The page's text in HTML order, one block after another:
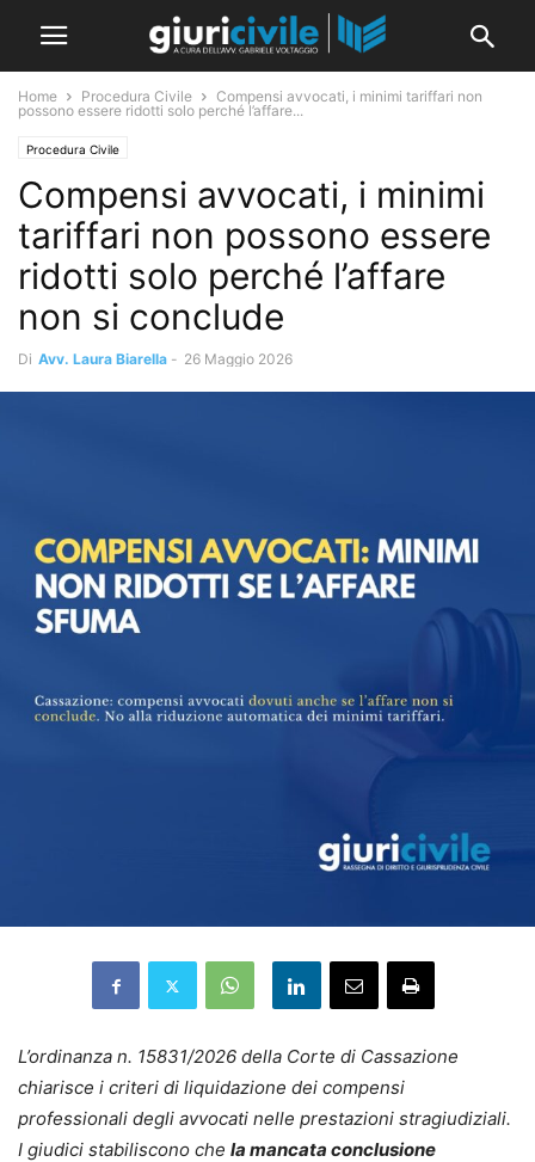
Home Procedura Civile
Compensi avvocati, i minimi tariffari non
possono essere ridotti solo perché l’affare...
Procedura Civile
Compensi avvocati, i minimi
tariffari non possono essere
ridotti solo perché l’affare
non si conclude
Di Avv. Laura Biarella - 26 Maggio 2026
L’ordinanza n. 15831/2026 della Corte di Cassazione
chiarisce i criteri di liquidazione dei compensi
professionali degli avvocati nelle prestazioni stragiudiziali.
I giudici stabiliscono che la mancata conclusione